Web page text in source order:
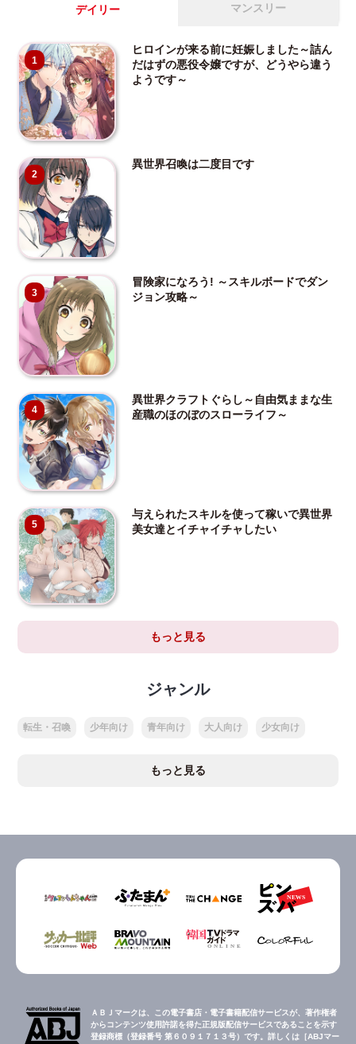
デイリー マンスリー
1
ヒロインが来る前に妊娠しました～詰ん
だはずの悪役令嬢ですが、どうやら違う
ようです～
2
異世界召喚は二度目です
3
冒険家になろう! ～スキルボードでダン
ジョン攻略～
4
異世界クラフトぐらし～自由気ままな生
産職のほのぼのスローライフ～
5
与えられたスキルを使って稼いで異世界
美女達とイチャイチャしたい
もっと見る
ジャンル
転生・召喚 少年向け 青年向け 大人向け 少女向け
もっと見る
ＡＢＪマークは、この電子書店・電子書籍配信サービスが、著作権者
からコンテンツ使用許諾を得た正規版配信サービスであることを示す
登録商標（登録番号 第６０９１７１３号）です。詳しくは［ABJマー